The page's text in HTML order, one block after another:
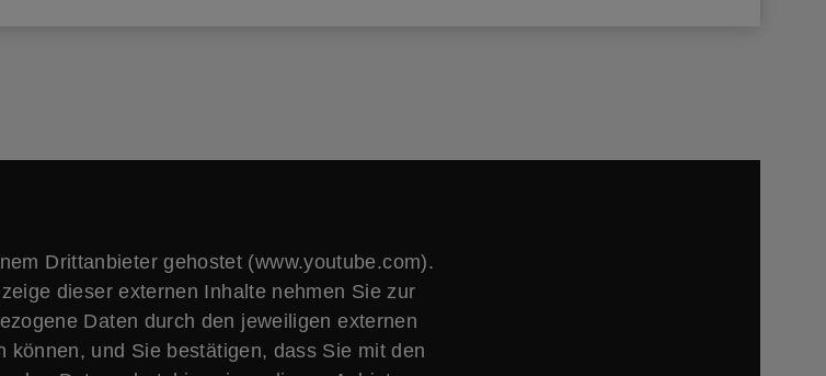
Drittanbieter gehostet (www.youtube.com).
dieser externen Inhalte nehmen Sie zur
Daten durch den jeweiligen externen
können, und Sie bestätigen, dass Sie mit den